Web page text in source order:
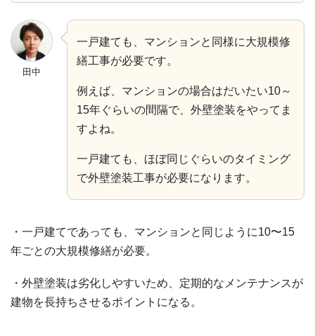
田中
一戸建ても、マンションと同様に大規模修
繕工事が必要です。
例えば、マンションの場合はだいたい10～
15年ぐらいの間隔で、外壁塗装をやってま
すよね。
一戸建ても、ほぼ同じぐらいのタイミング
で外壁塗装工事が必要になります。
・一戸建てであっても、マンションと同じように10〜15
年ごとの大規模修繕が必要。
・外壁塗装は劣化しやすいため、定期的なメンテナンスが
建物を長持ちさせるポイントになる。